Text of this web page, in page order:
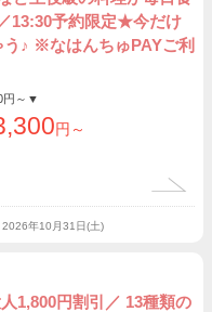
13:30予約限定★今だけ
♪ ※なはんちゅPAYご利
円～ ▼
円～
年10月31日(土)
1,800円割引／ 13種類の